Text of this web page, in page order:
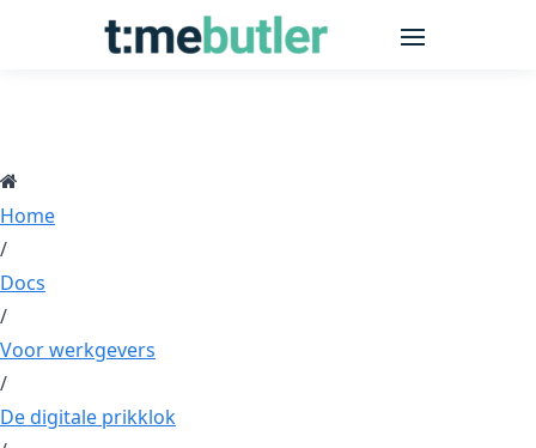
Home
/
Docs
/
Voor werkgevers
/
De digitale prikklok